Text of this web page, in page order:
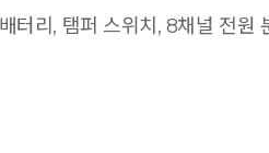
리, 탬퍼 스위치, 8채널 전